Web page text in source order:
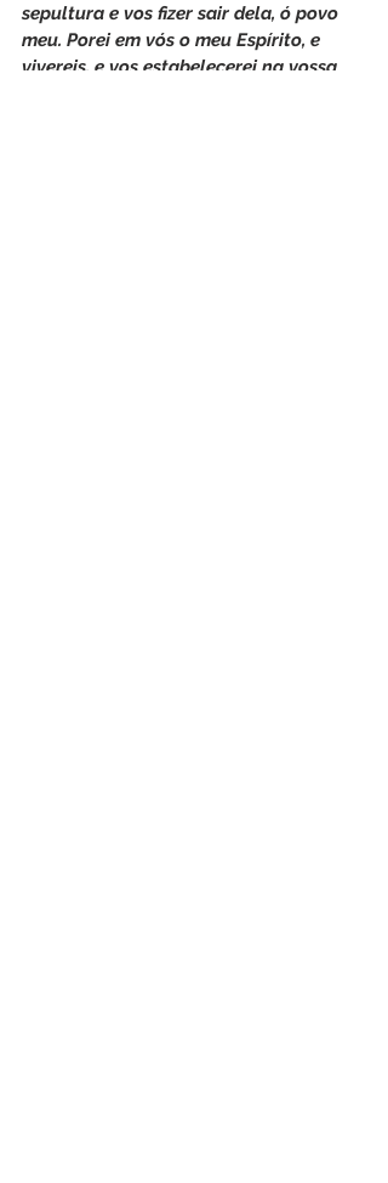
sepultura e vos fizer sair dela, ó povo
meu. Porei em vós o meu Espírito, e
vivereis, e vos estabelecerei na vossa